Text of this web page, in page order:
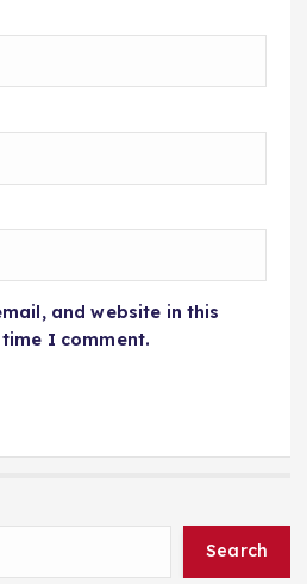
and website in this
I comment.
Search